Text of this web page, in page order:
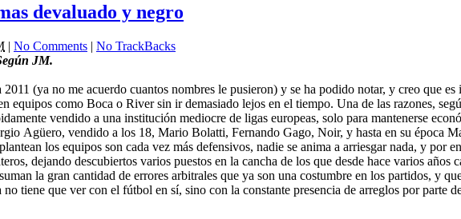
devaluado y negro
| No Comments | No TrackBacks
JM.
(ya no me acuerdo cuantos nombres le pusieron) y se ha podido notar, y creo que
equipos como Boca o River sin ir demasiado lejos en el tiempo. Una de las razones,
vendido a una institución mediocre de ligas europeas, solo para mantenerse
Agüero, vendido a los 18, Mario Bolatti, Fernando Gago, Noir, y hasta en su época
los equipos son cada vez más defensivos, nadie se anima a arriesgar nada, y por
dejando descubiertos varios puestos en la cancha de los que desde hace varios años
la gran cantidad de errores arbitrales que ya son una costumbre en los partidos, y
tiene que ver con el fútbol en sí, sino con la constante presencia de arreglos por parte